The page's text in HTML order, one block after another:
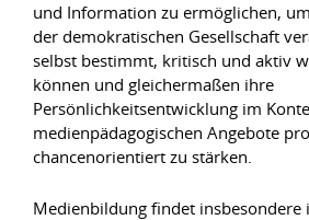
und Information zu ermöglichen,
der demokratischen Gesellschaft
selbst bestimmt, kritisch und aktiv
können und gleichermaßen ihre
Persönlichkeitsentwicklung im
medienpädagogischen Angebote
chancenorientiert zu stärken.
Medienbildung findet insbesondere